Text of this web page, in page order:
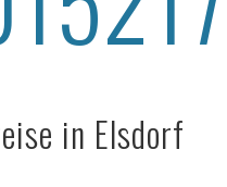
in Elsdorf